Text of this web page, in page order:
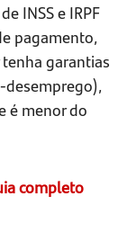
INSS e IRPF
pagamento,
garantias
desemprego),
é menor do
completo